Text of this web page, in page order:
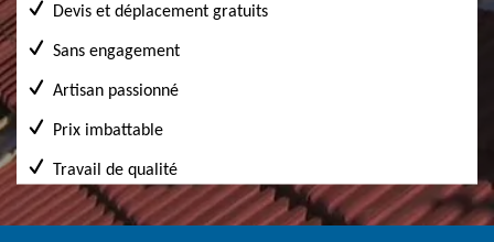
Devis et déplacement gratuits
Sans engagement
Artisan passionné
Prix imbattable
Travail de qualité